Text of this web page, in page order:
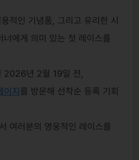
적인 기념품, 그리고 유리한 시
너에게 의미 있는 첫 레이스를
2026년 2월 19일 전,
이지를 방문해 선착순 등록 기회
여러분의 영웅적인 레이스를